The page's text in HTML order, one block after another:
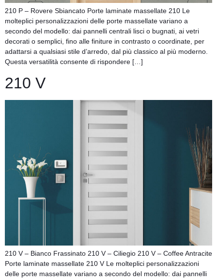
210 P – Rovere Sbiancato Porte laminate massellate 210 Le
molteplici personalizzazioni delle porte massellate variano a
secondo del modello: dai pannelli centrali lisci o bugnati, ai vetri
decorati o semplici, fino alle finiture in contrasto o coordinate, per
adattarsi a qualsiasi stile d’arredo, dal più classico al più moderno.
Questa versatilità consente di rispondere […]
210 V
210 V – Bianco Frassinato 210 V – Ciliegio 210 V – Coffee Antracite
Porte laminate massellate 210 V Le molteplici personalizzazioni
delle porte massellate variano a secondo del modello: dai pannelli